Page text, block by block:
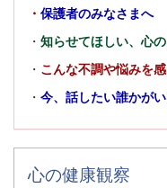
・ 保護者のみなさまへ
・ 知らせてほしい、心の
・ こんな不調や悩みを
・ 今、話したい誰かが
心の健康観察